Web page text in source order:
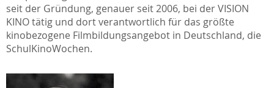
seit der Gründung, genauer seit 2006, bei der VISION
KINO tätig und dort verantwortlich für das größte
kinobezogene Filmbildungsangebot in Deutschland, die
SchulKinoWochen.